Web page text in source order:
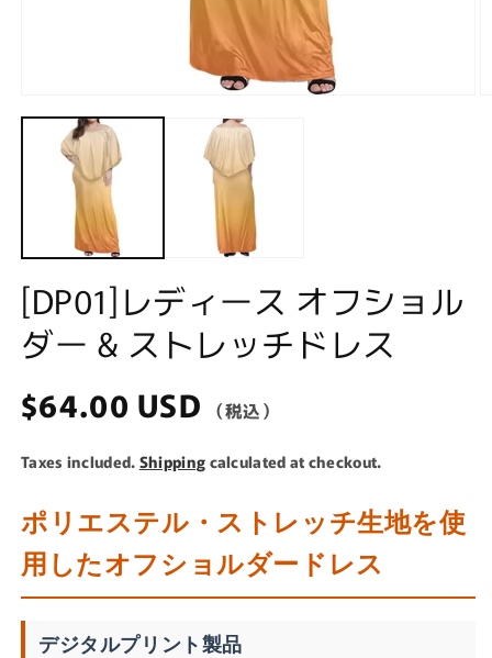
media
[DP01]レディース オフショル
ダー & ストレッチドレス
Regular
price
$64.00 USD
Taxes included. Shipping calculated at checkout.
ポリエステル・ストレッチ生地を使
用したオフショルダードレス
デジタルプリント製品